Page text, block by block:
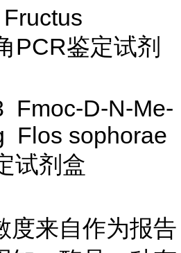
PCR鉴定试剂
Fmoc-D-N-Me-
Flos sophorae
试剂盒
度来自作为报告